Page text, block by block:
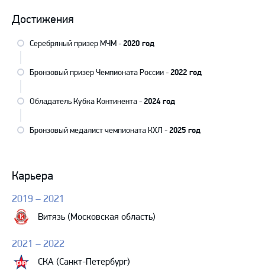
Достижения
Серебряный призер МЧМ -2020 год
Бронзовый призер Чемпионата России -2022 год
Обладатель Кубка Континента -2024 год
Бронзовый медалист чемпионата КХЛ -2025 год
Карьера
2019 – 2021
Витязь (Московская область)
2021 – 2022
СКА (Санкт-Петербург)